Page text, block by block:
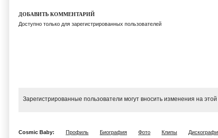
ДОБАВИТЬ КОММЕНТАРИЙ
Доступно только для зарегистрированных пользователей
Зарегистрированные пользователи могут вносить изменения на
Cosmic Baby: Профиль Биография Фото Клипы